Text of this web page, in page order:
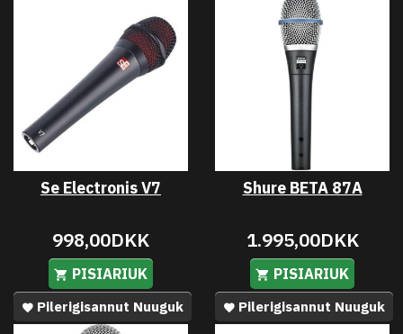
Se Electronis V7
998,00DKK
PISIARIUK
Pilerigisannut Nuuguk
Shure BETA 87A
1.995,00DKK
PISIARIUK
Pilerigisannut Nuuguk